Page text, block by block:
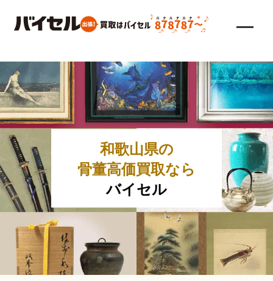
和歌山県の
骨董高価買取なら
バイセル